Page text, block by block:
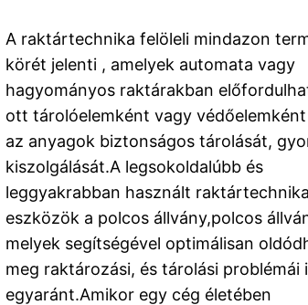
A raktártechnika felöleli mindazon
körét jelenti , amelyek automata vagy
hagyományos raktárakban
ott tárolóelemként vagy
az anyagok biztonságos tárolását,
kiszolgálását.A legsokoldalúbb és
leggyakrabban használt
eszközök a polcos állvány,polcos
melyek segítségével optimálisan
meg raktározási, és tárolási problémái
egyaránt.Amikor egy cég életében